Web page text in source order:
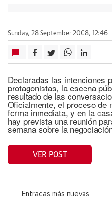
Sunday, 28 September 2008, 12:46
Declaradas las intenciones
protagonistas, la escena
resultado de las
Oficialmente, el proceso de
forma inmediata, y en la
hay prevista una reunión
semana sobre la
VER POST
Entradas más nuevas